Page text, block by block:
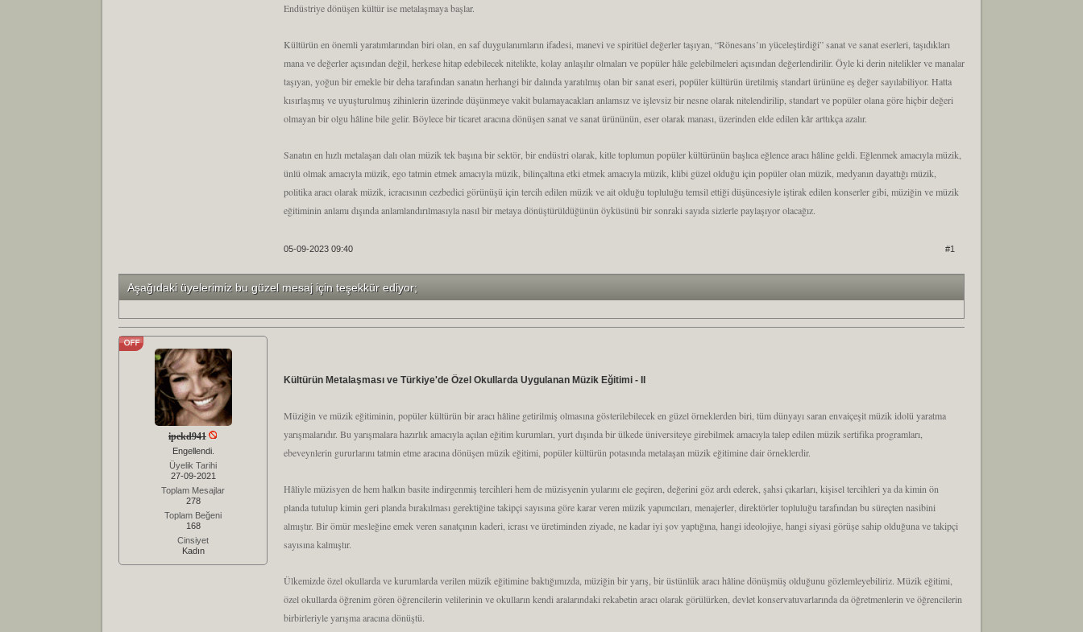
Endüstriye dönüşen kültür ise metalaşmaya başlar.
Kültürün en önemli yaratımlarından biri olan, en saf duygulanımların ifadesi, manevi ve spiritüel değerler taşıyan, “Rönesans’ın yüceleştirdiği” sanat ve sanat eserleri, taşıdıkları
mana ve değerler açısından değil, herkese hitap edebilecek nitelikte, kolay anlaşılır olmaları ve popüler hâle gelebilmeleri açısından değerlendirilir. Öyle ki derin nitelikler ve manalar
taşıyan, yoğun bir emekle bir deha tarafından sanatın herhangi bir dalında yaratılmış olan bir sanat eseri, popüler kültürün üretilmiş standart ürününe eş değer sayılabiliyor. Hatta
kısırlaşmış ve uyuşturulmuş zihinlerin üzerinde düşünmeye vakit bulamayacakları anlamsız ve işlevsiz bir nesne olarak nitelendirilip, standart ve popüler olana göre hiçbir değeri
olmayan bir olgu hâline bile gelir. Böylece bir ticaret aracına dönüşen sanat ve sanat ürününün, eser olarak manası, üzerinden elde edilen kâr arttıkça azalır.
Sanatın en hızlı metalaşan dalı olan müzik tek başına bir sektör, bir endüstri olarak, kitle toplumun popüler kültürünün başlıca eğlence aracı hâline geldi. Eğlenmek amacıyla müzik,
ünlü olmak amacıyla müzik, ego tatmin etmek amacıyla müzik, bilinçaltına etki etmek amacıyla müzik, klibi güzel olduğu için popüler olan müzik, medyanın dayattığı müzik,
politika aracı olarak müzik, icracısının cezbedici görünüşü için tercih edilen müzik ve ait olduğu topluluğu temsil ettiği düşüncesiyle iştirak edilen konserler gibi, müziğin ve müzik
eğitiminin anlamı dışında anlamlandırılmasıyla nasıl bir metaya dönüştürüldüğünün öyküsünü bir sonraki sayıda sizlerle paylaşıyor olacağız.
#1
05-09-2023 09:40
Aşağıdaki üyelerimiz bu güzel mesaj için teşekkür ediyor;
ipekd941
Engellendi.
Üyelik Tarihi
27-09-2021
Toplam Mesajlar
278
Toplam Beğeni
168
Cinsiyet
Kadın
Kültürün Metalaşması ve Türkiye'de Özel Okullarda Uygulanan Müzik Eğitimi - II
Müziğin ve müzik eğitiminin, popüler kültürün bir aracı hâline getirilmiş olmasına gösterilebilecek en güzel örneklerden biri, tüm dünyayı saran envaiçeşit müzik idolü yaratma
yarışmalarıdır. Bu yarışmalara hazırlık amacıyla açılan eğitim kurumları, yurt dışında bir ülkede üniversiteye girebilmek amacıyla talep edilen müzik sertifika programları,
ebeveynlerin gururlarını tatmin etme aracına dönüşen müzik eğitimi, popüler kültürün potasında metalaşan müzik eğitimine dair örneklerdir.
Hâliyle müzisyen de hem halkın basite indirgenmiş tercihleri hem de müzisyenin yularını ele geçiren, değerini göz ardı ederek, şahsi çıkarları, kişisel tercihleri ya da kimin ön
planda tutulup kimin geri planda bırakılması gerektiğine takipçi sayısına göre karar veren müzik yapımcıları, menajerler, direktörler topluluğu tarafından bu süreçten nasibini
almıştır. Bir ömür mesleğine emek veren sanatçının kaderi, icrası ve üretiminden ziyade, ne kadar iyi şov yaptığına, hangi ideolojiye, hangi siyasi görüşe sahip olduğuna ve takipçi
sayısına kalmıştır.
Ülkemizde özel okullarda ve kurumlarda verilen müzik eğitimine baktığımızda, müziğin bir yarış, bir üstünlük aracı hâline dönüşmüş olduğunu gözlemleyebiliriz. Müzik eğitimi,
özel okullarda öğrenim gören öğrencilerin velilerinin ve okulların kendi aralarındaki rekabetin aracı olarak görülürken, devlet konservatuvarlarında da öğretmenlerin ve öğrencilerin
birbirleriyle yarışma aracına dönüştü.